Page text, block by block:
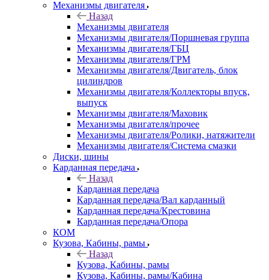
Механизмы двигателя
Назад
Механизмы двигателя
Механизмы двигателя/Поршневая группа
Механизмы двигателя/ГБЦ
Механизмы двигателя/ГРМ
Механизмы двигателя/Двигатель, блок
цилиндров
Механизмы двигателя/Коллекторы впуск,
выпуск
Механизмы двигателя/Маховик
Механизмы двигателя/прочее
Механизмы двигателя/Ролики, натяжители
Механизмы двигателя/Система смазки
Диски, шины
Карданная передача
Назад
Карданная передача
Карданная передача/Вал карданный
Карданная передача/Крестовина
Карданная передача/Опора
КОМ
Кузова, Кабины, рамы
Назад
Кузова, Кабины, рамы
Кузова, Кабины, рамы/Кабина